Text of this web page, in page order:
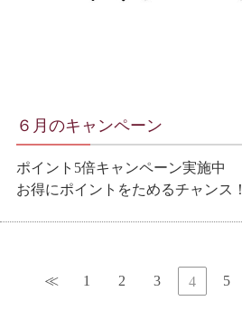
６月のキャンペーン
ポイント5倍キャンペーン実施中
お得にポイントをためるチャンス！
≪ 1 2 3 4 5